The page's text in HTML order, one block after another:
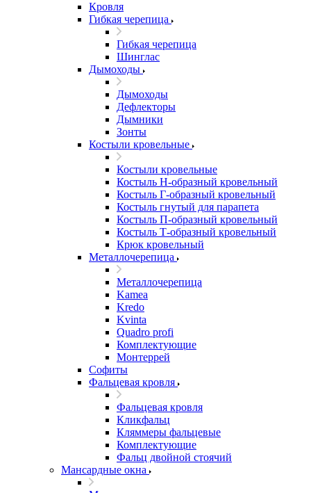
Кровля
Гибкая черепица
Гибкая черепица
Шинглас
Дымоходы
Дымоходы
Дефлекторы
Дымники
Зонты
Костыли кровельные
Костыли кровельные
Костыль H-образный кровельный
Костыль Г-образный кровельный
Костыль гнутый для парапета
Костыль П-образный кровельный
Костыль Т-образный кровельный
Крюк кровельный
Металлочерепица
Металлочерепица
Kamea
Kredo
Kvinta
Quadro profi
Комплектующие
Монтеррей
Софиты
Фальцевая кровля
Фальцевая кровля
Кликфальц
Кляммеры фальцевые
Комплектующие
Фальц двойной стоячий
Мансардные окна